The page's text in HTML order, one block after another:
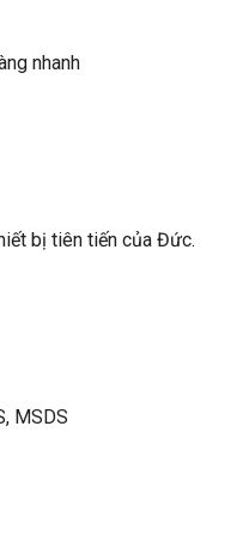
nhanh
bị tiên tiến của Đức.
MSDS